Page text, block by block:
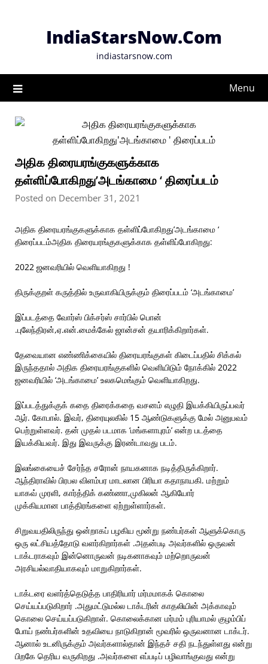
IndiaStarsNow.Com
indiastarsnow.com
Menu
அதிக திரையரங்குகளுக்காக
தள்ளிப்போகிறது’அடங்காமை ‘ திரைப்படம்
Posted on December 31, 2021
அதிக திரையரங்குகளுக்காக தள்ளிப்போகிறது’அடங்காமை ‘
திரைப்படம்அதிக திரையரங்குகளுக்காக தள்ளிப்போகிறது:
2022 ஜனவரியில் வெளியாகிறது !
திருக்குறள் கருத்தில் உருவாகியிருக்கும் திரைப்படம் ‘அடங்காமை’
இப்படத்தை வோர்ஸ் பிக்சர்ஸ் சார்பில் பொன்
.புலேந்திரன்,ஏ.என்.மைக்கேல் ஜான்சன் தயாரிக்கிறார்கள்.
தேவையான எண்ணிக்கையில் திரையரங்குகள் கிடைப்பதில் சிக்கல்
இருந்ததால் அதிக திரையரங்குகளில் வெளியிடும் நோக்கில் 2022
ஜனவரியில் ‘அடங்காமை’ உலகமெங்கும் வெளியாகிறது.
இப்படத்துக்குக் கதை திரைக்கதை வசனம் எழுதி இயக்கியிருப்பவர்
ஆர். கோபால். இவர், திரையுலகில் 15 ஆண்டுகளுக்கு மேல் அனுபவம்
பெற்றுள்ளவர். தன் முதல் படமாக ‘மங்களாபுரம்’ என்ற படத்தை
இயக்கியவர். இது இவருக்கு இரண்டாவது படம்.
இலங்கையைச் சேர்ந்த சரோன் நாயகனாக நடித்திருக்கிறார்.
ஆந்திராவில் பிரபல விளம்பர மாடலான பிரியா கதாநாயகி. மற்றும்
யாகவ் முரளி, கார்த்திக் கண்ணா,முகிலன் ஆகியோர்
முக்கியமான பாத்திரங்களை ஏற்றுள்ளார்கள்.
சிறுவயதிலிருந்து ஒன்றாகப் பழகிய மூன்று நண்பர்கள் ஆளுக்கொரு
ஒரு லட்சியத்தோடு வளர்கிறார்கள் .அதன்படி அவர்களில் ஒருவன்
டாக்டராகவும் இன்னொருவன் நடிகனாகவும் மற்றொருவன்
அரசியல்வாதியாகவும் மாறுகிறார்கள்.
டாக்டரை வளர்த்தெடுத்த பாதிரியார் மர்மமாகக் கொலை
செய்யப்படுகிறார் .அதுமட்டுமல்ல டாக்டரின் காதலியின் அக்காவும்
கொலை செய்யப்படுகிறாள். கொலைக்கான மர்மம் புரியாமல் குழம்பிப்
போய் நண்பர்களின் உதவியை நாடுகிறான் மூவரில் ஒருவனான டாக்டர்.
ஆனால் உடனிருக்கும் அவர்களால்தான் இந்தச் சதி நடந்துள்ளது என்று
பிறகே தெரிய வருகிறது .அவர்களை எப்படிப் பழிவாங்குவது என்று